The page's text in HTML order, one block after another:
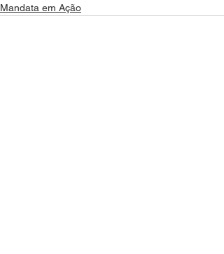
Mandata em Ação